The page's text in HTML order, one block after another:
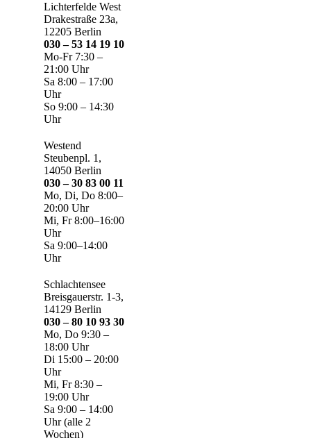
Lichterfelde West
Drakestraße 23a,
12205 Berlin
030 – 53 14 19 10
Mo-Fr 7:30 –
21:00 Uhr
Sa 8:00 – 17:00
Uhr
So 9:00 – 14:30
Uhr
Westend
Steubenpl. 1,
14050 Berlin
030 – 30 83 00 11
Mo, Di, Do 8:00–
20:00 Uhr
Mi, Fr 8:00–16:00
Uhr
Sa 9:00–14:00
Uhr
Schlachtensee
Breisgauerstr. 1-3,
14129 Berlin
030 – 80 10 93 30
Mo, Do 9:30 –
18:00 Uhr
Di 15:00 – 20:00
Uhr
Mi, Fr 8:30 –
19:00 Uhr
Sa 9:00 – 14:00
Uhr (alle 2
Wochen)